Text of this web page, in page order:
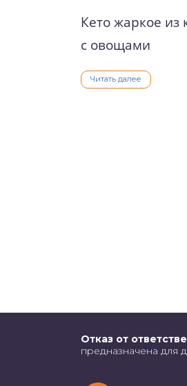
Кето жаркое из
с овощами
Читать далее
Отказ от
предназначена для